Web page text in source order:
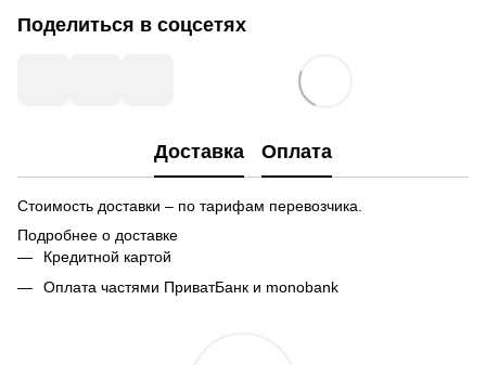
Поделиться в соцсетях
Доставка Оплата
Стоимость доставки – по тарифам перевозчика.
Подробнее о доставке
Кредитной картой
Оплата частями ПриватБанк и monobank